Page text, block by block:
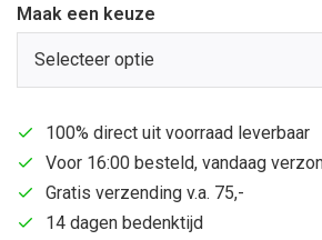
Maak een keuze
Selecteer optie
100% direct uit voorraad leverbaar
Voor 16:00 besteld, vandaag
Gratis verzending v.a. 75,-
14 dagen bedenktijd